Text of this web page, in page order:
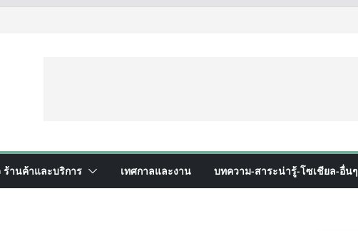
ร้านค้าและบริการ เทศกาลและงาน บทความ-สาระน่ารู้-โซเชียล-อื่นๆ